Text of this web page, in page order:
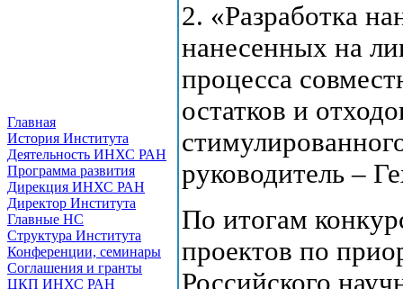
Главная
История Института
Деятельность ИНХС РАН
Программа развития
Дирекция ИНХС РАН
Директор Института
Главные НС
Структура Института
Конференции, семинары
Соглашения и гранты
ЦКП ИНХС РАН
2. «Разработка
нанесенных на
процесса
остатков и
руководитель –
По итогам
проектов по
Российского